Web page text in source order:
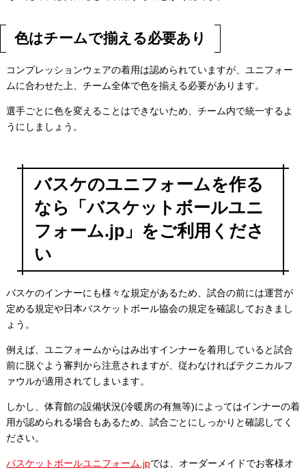
色はチームで揃える必要あり
コンプレッションウェアの着用は認められていますが、ユニフォー
ムに合わせた上、チーム全体で色を揃える必要があります。
選手ごとに色を変えることはできないため、チーム内で統一するよ
うにしましょう。
バスケのユニフォームを作る
なら「バスケットボールユニ
フォーム.jp」をご利用くださ
い
バスケのインナーにも様々な規定があるため、試合の前には運営が
定める規定や日本バスケットボール協会の規定を確認しておきまし
ょう。
例えば、ユニフォームからはみ出すインナーを着用していると試合
前に脱ぐよう審判から注意されますが、従わなければテクニカルフ
ァウルが適用されてしまいます。
しかし、体育館の設備状況(冷暖房の有無等)によってはインナーの着
用が認められる場合もあるため、試合ごとにしっかりと確認してく
ださい。
バスケットボールユニフォーム.jpでは、オーダーメイドでお客様オ